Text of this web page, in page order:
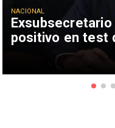
positivo en test
NACIONAL